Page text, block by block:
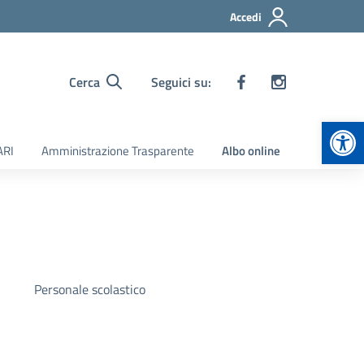
Accedi
Cerca Seguici su:
Amministrazione Trasparente Albo online
Personale scolastico